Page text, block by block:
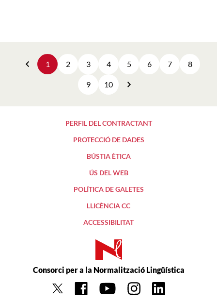
Anterior
1 2 3 4 5 6 7 8
9 10
Següent
PERFIL DEL CONTRACTANT
PROTECCIÓ DE DADES
BÚSTIA ÈTICA
ÚS DEL WEB
POLÍTICA DE GALETES
LLICÈNCIA CC
ACCESSIBILITAT
Consorci per a la Normalització Lingüística